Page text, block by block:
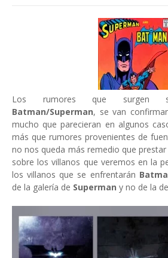
Los rumores que surgen
Batman/Superman, se van
mucho que parecieran en algunos
más que rumores provenientes de
no nos queda más remedio que
sobre los villanos que veremos en la
los villanos que se enfrentarán
de la galería de Superman y no de la de